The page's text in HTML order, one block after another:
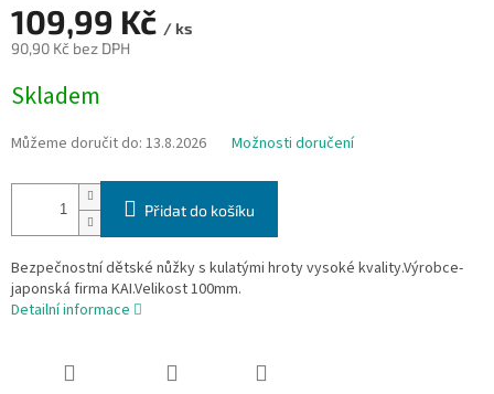
109,99 Kč / ks
90,90 Kč bez DPH
cena:
Skladem
Můžeme doručit do: 13.8.2026 Možnosti doručení
Přidat do košíku
Bezpečnostní dětské nůžky s kulatými hroty vysoké kvality.Výrobce-
japonská firma KAI.Velikost 100mm.
Detailní informace